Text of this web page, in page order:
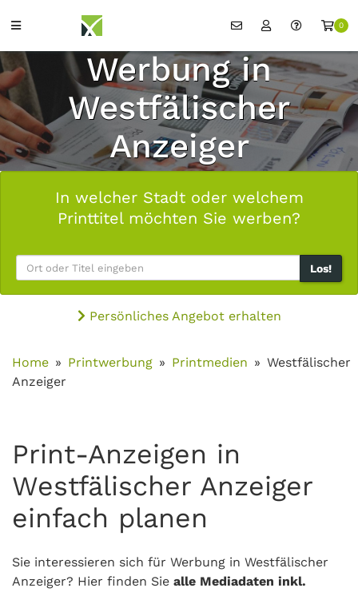
0
Werbung in
Westfälischer
Anzeiger
In welcher Stadt oder welchem
Printtitel möchten Sie werben?
Los!
Persönliches Angebot erhalten
Home Printwerbung Printmedien
Westfälischer
Anzeiger
Print-Anzeigen in
Westfälischer Anzeiger
einfach planen
Sie interessieren sich für Werbung in Westfälischer
Anzeiger? Hier finden Sie alle Mediadaten inkl.